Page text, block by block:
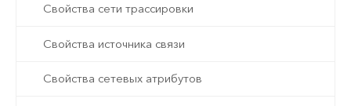
Свойства сети трассировки
Свойства источника связи
Свойства сетевых атрибутов